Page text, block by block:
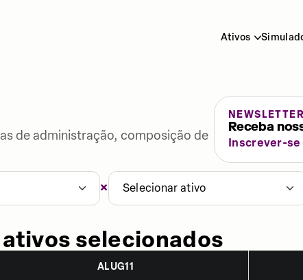
Ativos
de administração, composição de
NEWSLETTER
Receba
Inscrever-se
× Selecionar ativo
selecionados
ALUG11